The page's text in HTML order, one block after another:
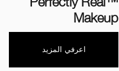
Makeup
اعرفي المزيد